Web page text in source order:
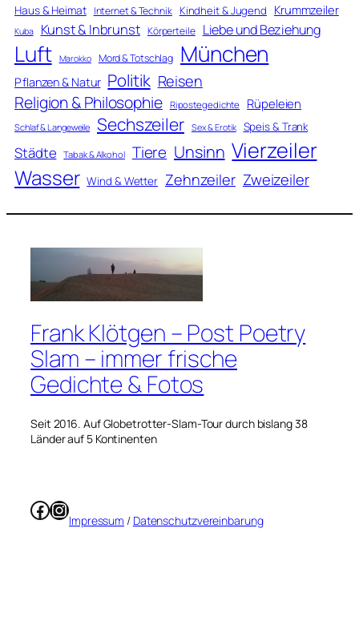
Haus & Heimat Internet & Technik Kindheit & Jugend Krummzeiler
Kuba Kunst & Inbrunst Körperteile Liebe und Beziehung
Luft Marokko Mord & Totschlag München
Pflanzen & Natur Politik Reisen
Religion & Philosophie Ripostegedichte Rüpeleien
Schlaf & Langeweile Sechszeiler Sex & Erotik Speis & Trank
Städte Tabak & Alkohol Tiere Unsinn Vierzeiler
Wasser Wind & Wetter Zehnzeiler Zweizeiler
Frank Klötgen – Post Poetry
Slam – immer frische
Gedichte & Fotos
Seit 2016. Auf Globetrotter-Slam-Tour durch bislang 38
Länder auf 5 Kontinenten
Facebook
Instagram
Impressum / Datenschutzvereinbarung